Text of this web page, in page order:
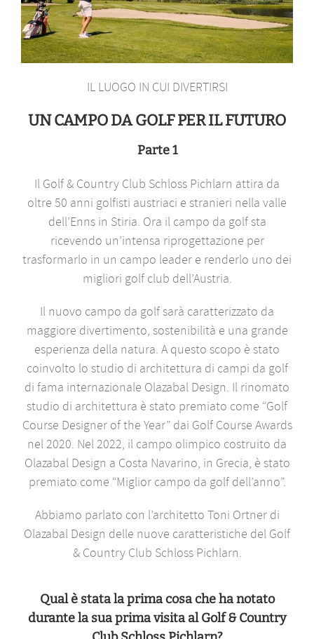
IL LUOGO IN CUI DIVERTIRSI
UN CAMPO DA GOLF PER IL FUTURO
Parte 1
Il Golf & Country Club Schloss Pichlarn attira da
oltre 50 anni golfisti austriaci e stranieri nella valle
dell’Enns in Stiria. Ora il campo da golf sta
ricevendo un’intensa riprogettazione per
trasformarlo in un campo leader e renderlo uno dei
migliori golf club dell’Austria.
Il nuovo campo da golf sarà caratterizzato da
maggiore divertimento, sostenibilità e una grande
esperienza della natura. A questo scopo è stato
coinvolto lo studio di architettura di campi da golf
di fama internazionale Olazabal Design. Il rinomato
studio di architettura è stato premiato come “Golf
Course Designer of the Year” dai Golf Course Awards
nel 2020. Nel 2022, il campo olimpico costruito da
Olazabal Design a Costa Navarino, in Grecia, è stato
premiato come “Miglior campo da golf dell’anno”.
Abbiamo parlato con l’architetto Toni Ortner di
Olazabal Design delle nuove caratteristiche del Golf
& Country Club Schloss Pichlarn.
Qual è stata la prima cosa che ha notato
durante la sua prima visita al Golf & Country